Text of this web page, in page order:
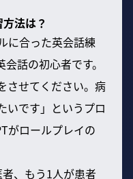
法は？
に合った英会話練
話の初心者です。
させてください。病
いです」というプロ
がロールプレイの
、もう1人が患者